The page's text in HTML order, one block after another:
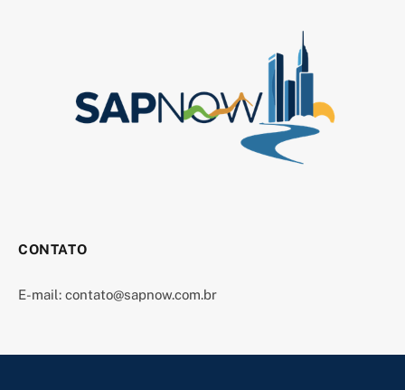
CONTATO
E-mail: contato@sapnow.com.br